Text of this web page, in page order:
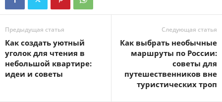
Предыдущая статья
Как создать уютный
уголок для чтения в
небольшой квартире:
идеи и советы
Следующая статья
Как выбрать необычные
маршруты по России:
советы для
путешественников вне
туристических троп